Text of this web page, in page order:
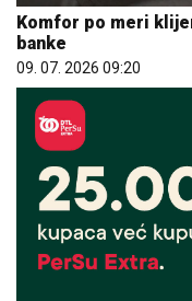
Komfor po meri
banke
09. 07. 2026 09:20